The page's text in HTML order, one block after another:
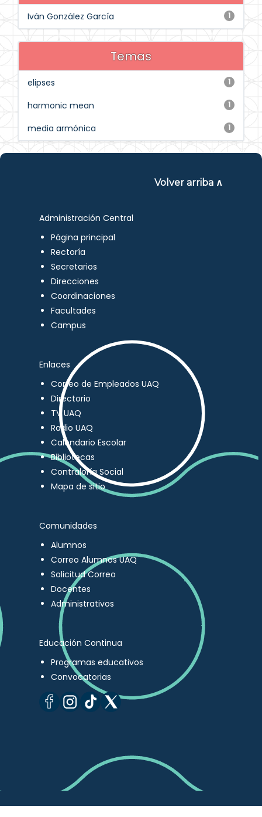
1
Iván González García
Temas
1
elipses
1
harmonic mean
1
media armónica
Volver arriba ∧
Administración Central
Página principal
Rectoría
Secretarios
Direcciones
Coordinaciones
Facultades
Campus
Enlaces
Correo de Empleados UAQ
Directorio
TV UAQ
Radio UAQ
Calendario Escolar
Bibliotecas
Contraloría Social
Mapa de sitio
Comunidades
Alumnos
Correo Alumnos UAQ
Solicitud Correo
Docentes
Administrativos
Educación Continua
Programas educativos
Convocatorias